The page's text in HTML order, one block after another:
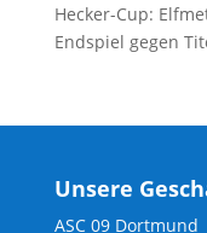
Hecker-Cup:
Endspiel gegen
Unsere
ASC 09 Dortmund